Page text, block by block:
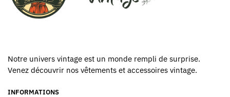
Notre univers vintage est un monde rempli de surprise.
Venez découvrir nos vêtements et accessoires vintage.
INFORMATIONS